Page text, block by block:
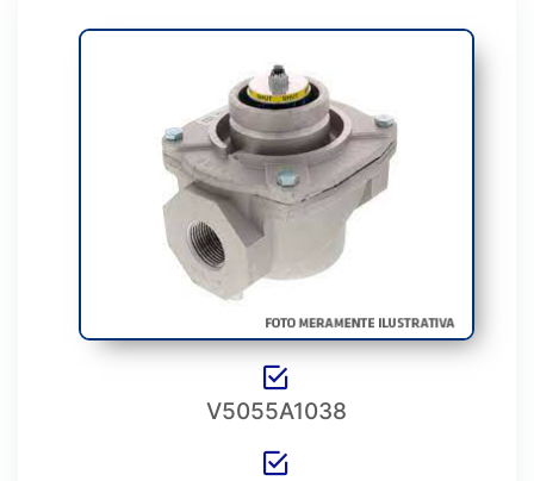
V5055A1038